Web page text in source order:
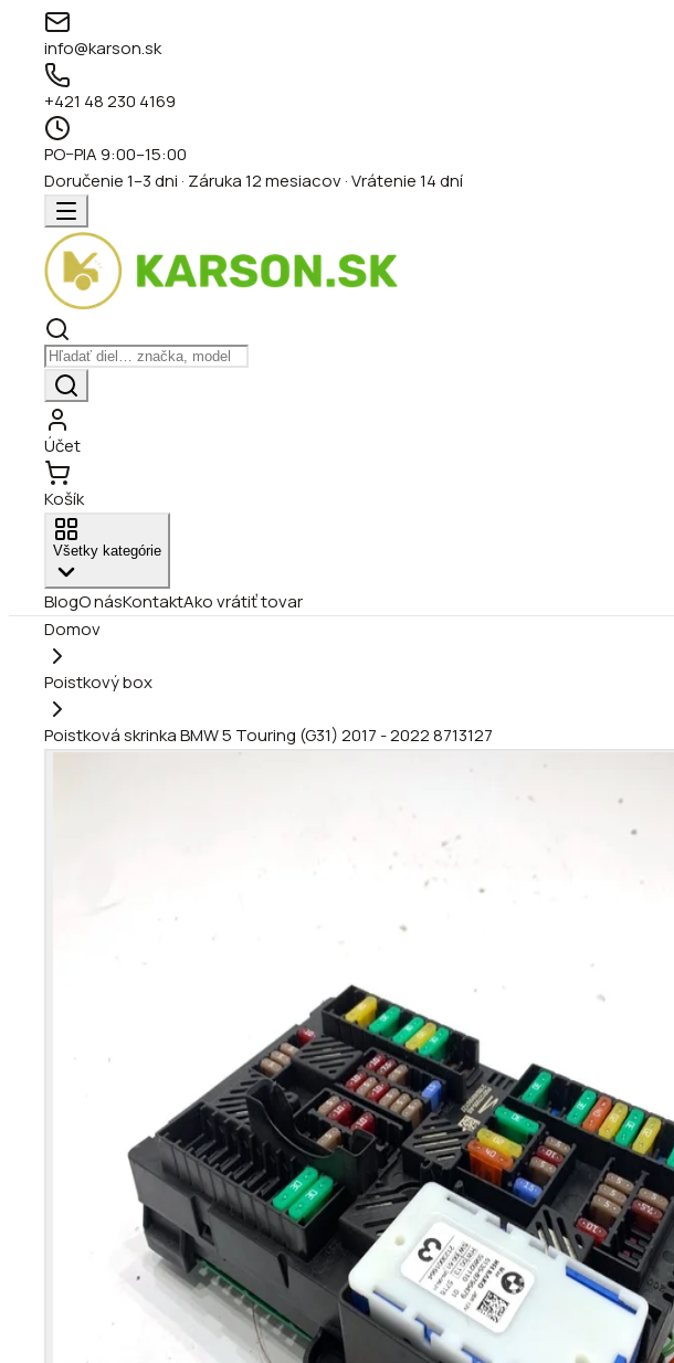
info@karson.sk
+421 48 230 4169
PO–PIA 9:00–15:00
Doručenie 1–3 dni · Záruka 12 mesiacov · Vrátenie 14 dní
Účet
Košík
Všetky kategórie
BlogO násKontaktAko vrátiť tovar
Domov
Poistkový box
Poistková skrinka BMW 5 Touring (G31) 2017 - 2022 8713127